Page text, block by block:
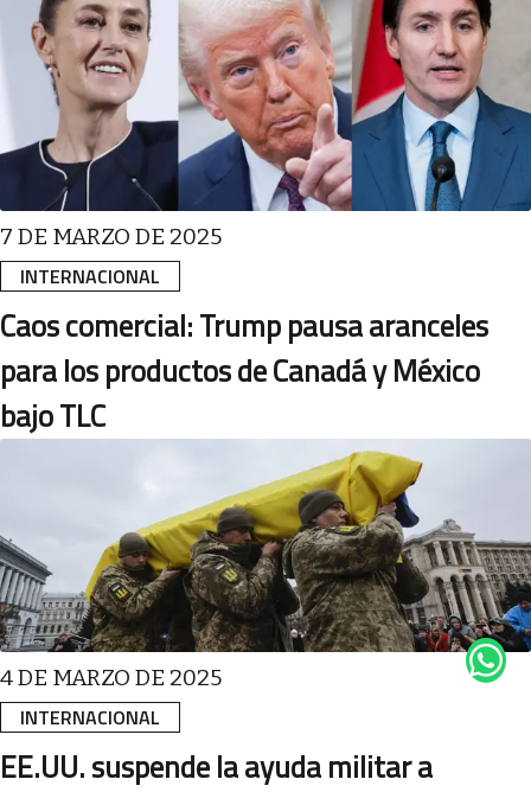
INTERNACIONAL
7 DE MARZO DE 2025
Caos comercial: Trump pausa aranceles
para los productos de Canadá y México
bajo TLC
INTERNACIONAL
4 DE MARZO DE 2025
EE.UU. suspende la ayuda militar a